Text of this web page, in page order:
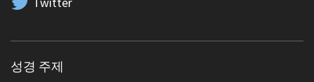
성경 주제